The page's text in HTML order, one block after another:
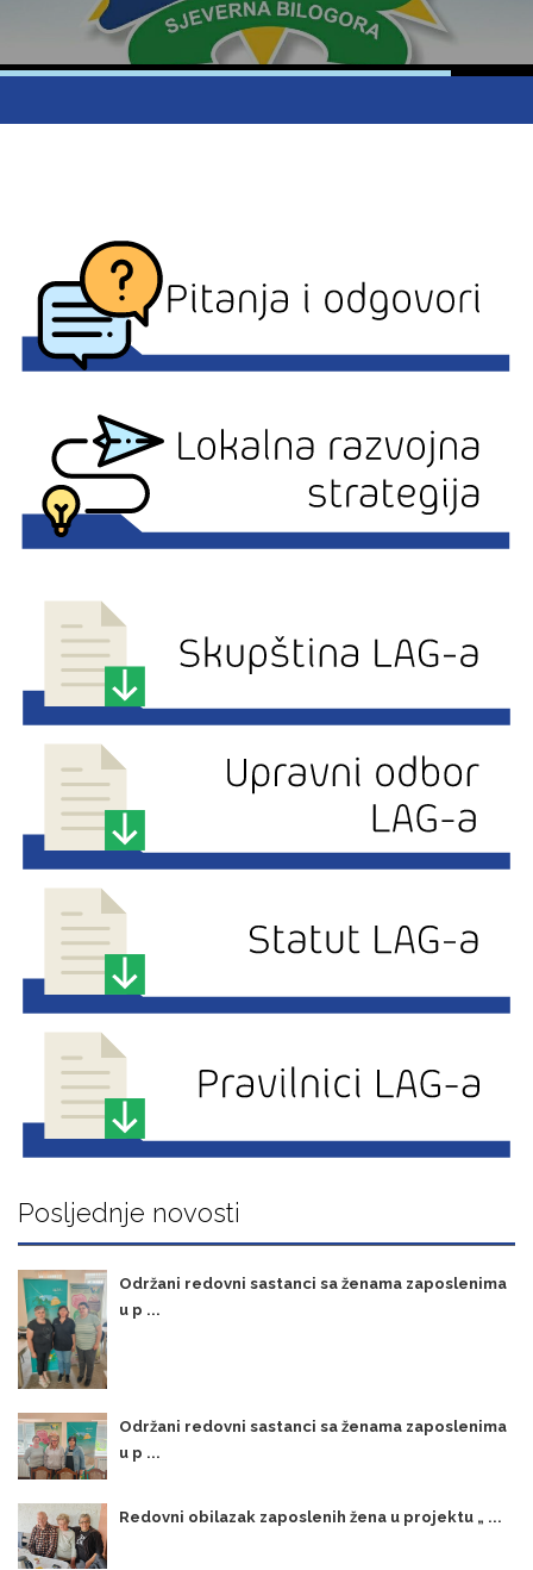
Posljednje novosti
Održani redovni sastanci sa ženama zaposlenima
u p ...
Održani redovni sastanci sa ženama zaposlenima
u p ...
Redovni obilazak zaposlenih žena u projektu „ ...